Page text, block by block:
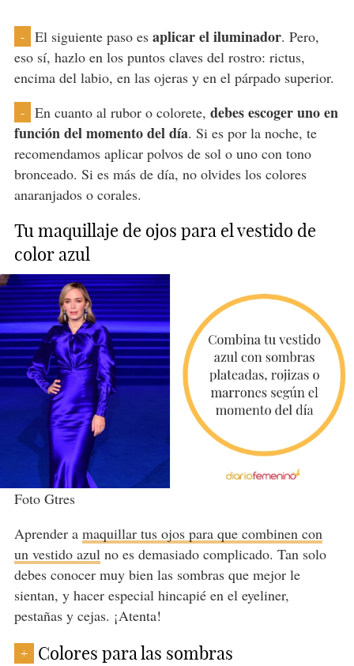
- El siguiente paso es aplicar el iluminador. Pero,
eso sí, hazlo en los puntos claves del rostro: rictus,
encima del labio, en las ojeras y en el párpado superior.
- En cuanto al rubor o colorete, debes escoger uno en
función del momento del día. Si es por la noche, te
recomendamos aplicar polvos de sol o uno con tono
bronceado. Si es más de día, no olvides los colores
anaranjados o corales.
Tu maquillaje de ojos para el vestido de
color azul
Foto Gtres
Aprender a maquillar tus ojos para que combinen con
un vestido azulno es demasiado complicado. Tan solo
debes conocer muy bien las sombras que mejor le
sientan, y hacer especial hincapié en el eyeliner,
pestañas y cejas. ¡Atenta!
+ Colores para las sombras